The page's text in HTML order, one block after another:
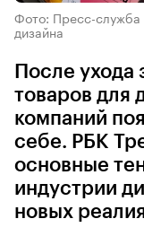
Фото: Пресс-служба
дизайна
После ухода
товаров для
компаний
себе. РБК
основные
индустрии
новых